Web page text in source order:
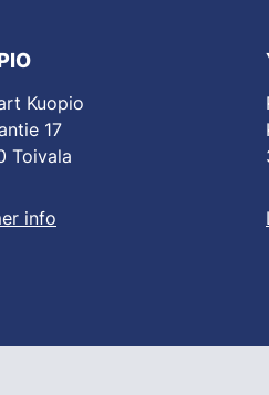
Kuopio
17
Toivala
info